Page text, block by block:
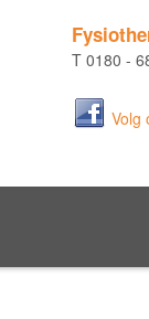
T 0180 -
Volg